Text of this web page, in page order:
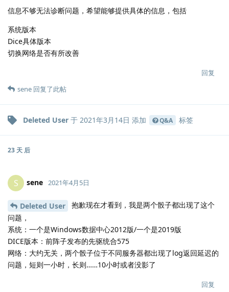
信息不够无法诊断问题，希望能够提供具体的信息，包括
系统版本
Dice具体版本
切换网络是否有所改善
回复
sene 回复了此帖
Deleted User 于 2021年3月14日 添加 Q&A 标签
23 天 后
S sene 2021年4月5日
Deleted User
抱歉现在才看到，我是两个骰子都出现了这个
问题，
系统：一个是Windows数据中心2012版/一个是2019版
DICE版本：前阵子发布的先驱统合575
网络：大约无关，两个骰子位于不同服务器都出现了log返回延迟的
问题，短则一小时，长则……10小时或者没影了
回复